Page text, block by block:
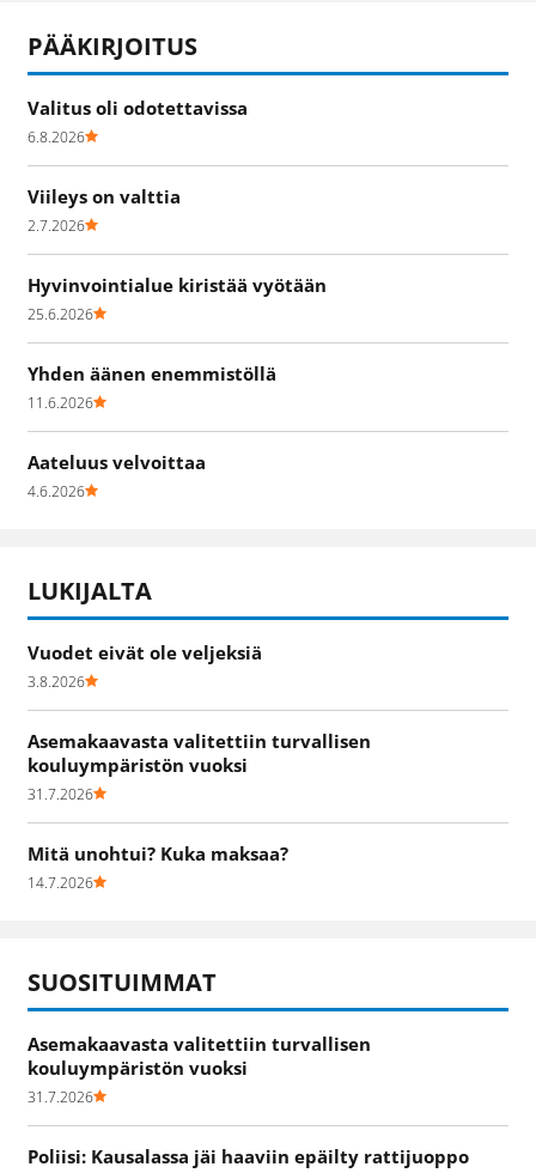
PÄÄKIRJOITUS
Valitus oli odotettavissa
6.8.2026
Viileys on valttia
2.7.2026
Hyvinvointialue kiristää vyötään
25.6.2026
Yhden äänen enemmistöllä
11.6.2026
Aateluus velvoittaa
4.6.2026
LUKIJALTA
Vuodet eivät ole veljeksiä
3.8.2026
Asemakaavasta valitettiin turvallisen
kouluympäristön vuoksi
31.7.2026
Mitä unohtui? Kuka maksaa?
14.7.2026
SUOSITUIMMAT
Asemakaavasta valitettiin turvallisen
kouluympäristön vuoksi
31.7.2026
Poliisi: Kausalassa jäi haaviin epäilty rattijuoppo